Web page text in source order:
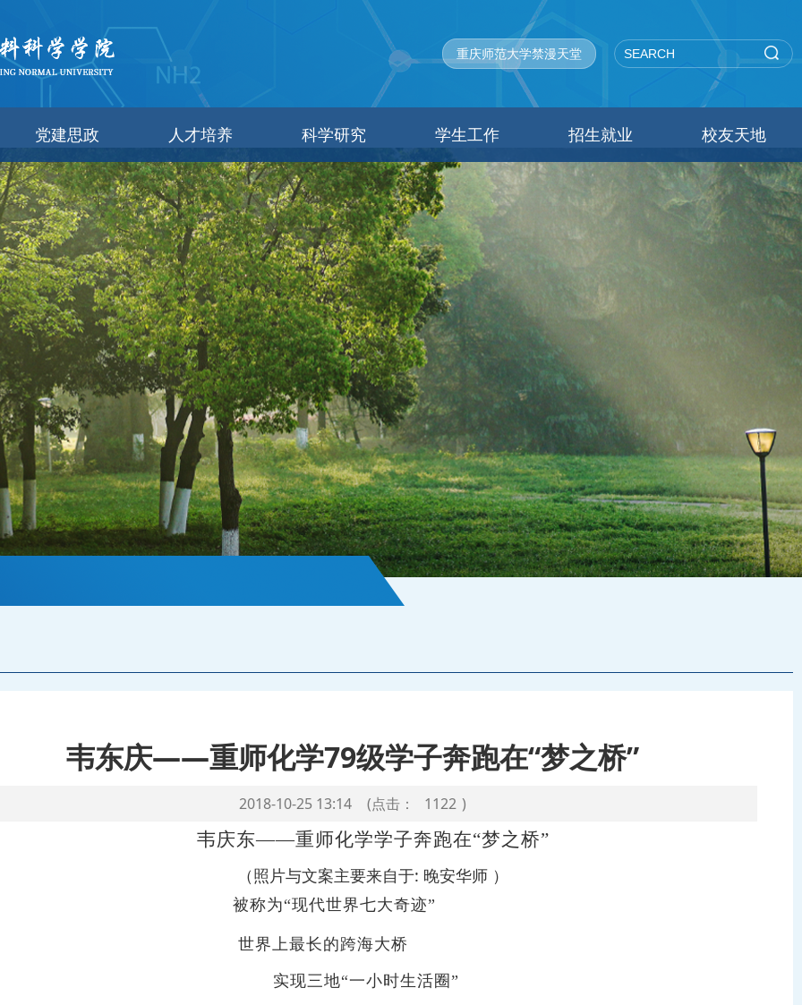
重庆师范大学禁漫天堂
党建思政 人才培养 科学研究 学生工作 招生就业 校友天地
韦东庆——重师化学79级学子奔跑在“梦之桥”
2018-10-25 13:14 (点击： 1122 )
韦庆东——重师化学学子奔跑在“梦之桥”
（照片与文案主要来自于: 晚安华师 ）
为“现代世界七大奇迹”
上最长的跨海大桥
实现三地“一小时生活圈”